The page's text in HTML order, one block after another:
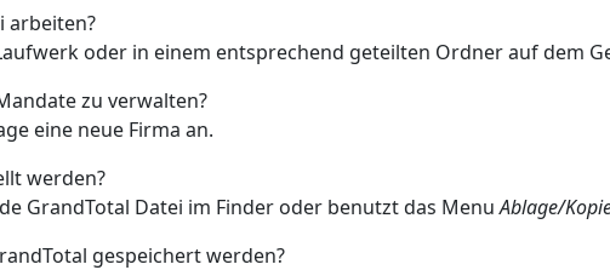
arbeiten?
oder in einem entsprechend geteilten Ordner auf dem
zu verwalten?
eine neue Firma an.
werden?
GrandTotal Datei im Finder oder benutzt das MenuAblage/
gespeichert werden?